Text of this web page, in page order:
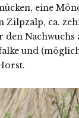
eine
Zilpzalp, ca.
Nachwuchs
und